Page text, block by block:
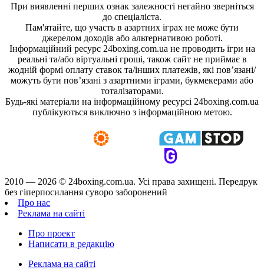
При виявленні перших ознак залежності негайно зверніться
до спеціаліста.
Пам'ятайте, що участь в азартних іграх не може бути
джерелом доходів або альтернативою роботі.
Інформаційний ресурс 24boxing.com.ua не проводить ігри на
реальні та/або віртуальні гроші, також сайт не приймає в
жодній формі оплату ставок та/інших платежів, які пов’язані/
можуть бути пов’язані з азартними іграми, букмекерами або
тоталізаторами.
Будь-які матеріали на інформаційному ресурсі 24boxing.com.ua
публікуються виключно з інформаційною метою.
2010 — 2026 © 24boxing.com.ua. Усi права захищенi. Передрук
без гіперпосилання суворо заборонений
Про нас
Реклама на сайті
Про проект
Написати в редакцію
Реклама на сайті